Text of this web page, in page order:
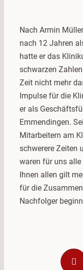
Nach Armin
nach 12 Jahren
hatte er das
schwarzen
Zeit nicht mehr
Impulse für die
er als
Emmendingen.
Mitarbeitern am
schwerere Zeiten
waren für uns alle
Ihnen allen gilt
für die
Nachfolger